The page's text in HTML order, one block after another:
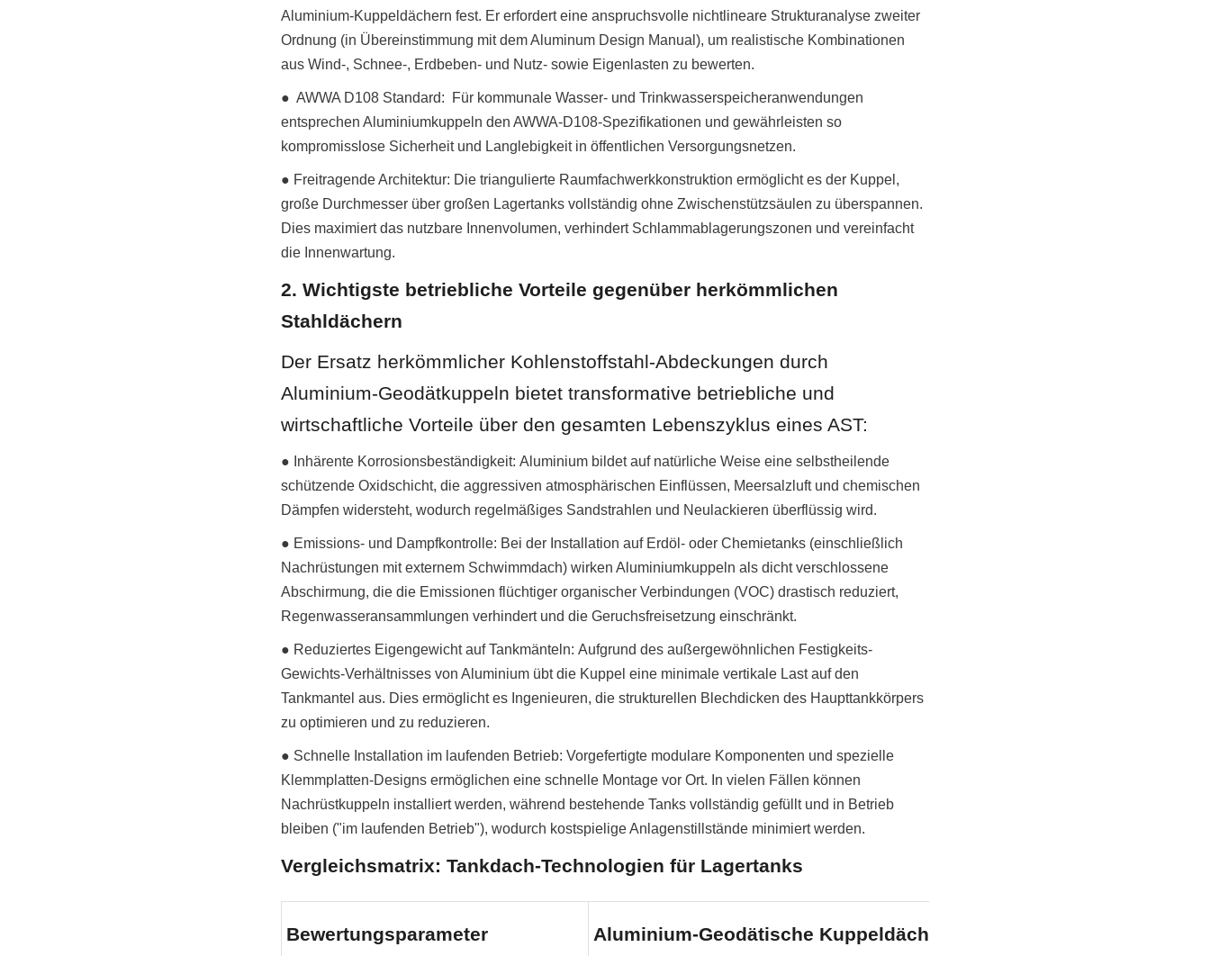
Aluminium-Kuppeldächern fest. Er erfordert eine anspruchsvolle nichtlineare Strukturanalyse zweiter
Ordnung (in Übereinstimmung mit dem Aluminum Design Manual), um realistische Kombinationen
aus Wind-, Schnee-, Erdbeben- und Nutz- sowie Eigenlasten zu bewerten.
●  AWWA D108 Standard:  Für kommunale Wasser- und Trinkwasserspeicheranwendungen
entsprechen Aluminiumkuppeln den AWWA-D108-Spezifikationen und gewährleisten so
kompromisslose Sicherheit und Langlebigkeit in öffentlichen Versorgungsnetzen.
● Freitragende Architektur: Die triangulierte Raumfachwerkkonstruktion ermöglicht es der Kuppel,
große Durchmesser über großen Lagertanks vollständig ohne Zwischenstützsäulen zu überspannen.
Dies maximiert das nutzbare Innenvolumen, verhindert Schlammablagerungszonen und vereinfacht
die Innenwartung.
2. Wichtigste betriebliche Vorteile gegenüber herkömmlichen
Stahldächern
Der Ersatz herkömmlicher Kohlenstoffstahl-Abdeckungen durch
Aluminium-Geodätkuppeln bietet transformative betriebliche und
wirtschaftliche Vorteile über den gesamten Lebenszyklus eines AST:
● Inhärente Korrosionsbeständigkeit: Aluminium bildet auf natürliche Weise eine selbstheilende
schützende Oxidschicht, die aggressiven atmosphärischen Einflüssen, Meersalzluft und chemischen
Dämpfen widersteht, wodurch regelmäßiges Sandstrahlen und Neulackieren überflüssig wird.
● Emissions- und Dampfkontrolle: Bei der Installation auf Erdöl- oder Chemietanks (einschließlich
Nachrüstungen mit externem Schwimmdach) wirken Aluminiumkuppeln als dicht verschlossene
Abschirmung, die die Emissionen flüchtiger organischer Verbindungen (VOC) drastisch reduziert,
Regenwasseransammlungen verhindert und die Geruchsfreisetzung einschränkt.
● Reduziertes Eigengewicht auf Tankmänteln: Aufgrund des außergewöhnlichen Festigkeits-
Gewichts-Verhältnisses von Aluminium übt die Kuppel eine minimale vertikale Last auf den
Tankmantel aus. Dies ermöglicht es Ingenieuren, die strukturellen Blechdicken des Haupttankkörpers
zu optimieren und zu reduzieren.
● Schnelle Installation im laufenden Betrieb: Vorgefertigte modulare Komponenten und spezielle
Klemmplatten-Designs ermöglichen eine schnelle Montage vor Ort. In vielen Fällen können
Nachrüstkuppeln installiert werden, während bestehende Tanks vollständig gefüllt und in Betrieb
bleiben ("im laufenden Betrieb"), wodurch kostspielige Anlagenstillstände minimiert werden.
Vergleichsmatrix: Tankdach-Technologien für Lagertanks
Bewertungsparameter Aluminium-Geodätische Kuppeldächer